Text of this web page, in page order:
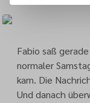
Fabio saß
normaler
kam. Die
Und danach